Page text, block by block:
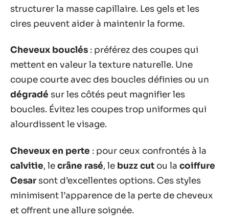
structurer la masse capillaire. Les gels et les
cires peuvent aider à maintenir la forme.
Cheveux bouclés : préférez des coupes qui
mettent en valeur la texture naturelle. Une
coupe courte avec des boucles définies ou un
dégradé sur les côtés peut magnifier les
boucles. Évitez les coupes trop uniformes qui
alourdissent le visage.
Cheveux en perte : pour ceux confrontés à la
calvitie, lecrâne rasé, le buzz cut ou la coiffure
Cesar sont d’excellentes options. Ces styles
minimisent l’apparence de la perte de cheveux
et offrent une allure soignée.